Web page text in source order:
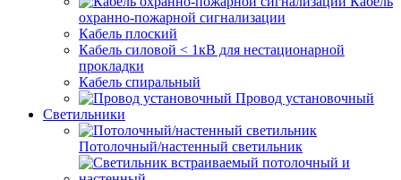
охранно-пожарной сигнализации
Кабель плоский
Кабель силовой < 1кВ для нестационарной
прокладки
Кабель спиральный
Провод установочный
Светильники
Потолочный/настенный светильник